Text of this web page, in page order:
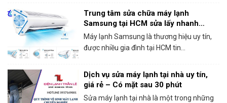
Trung tâm sửa chữa máy lạnh
Samsung tại HCM sửa lấy nhanh
trong ngày
Máy lạnh Samsung là thương hiệu uy tín,
được nhiều gia đình tại HCM tin...
Dịch vụ sửa máy lạnh tại nhà uy tín,
giá rẻ – Có mặt sau 30 phút
Sửa máy lạnh tại nhà là một trong những